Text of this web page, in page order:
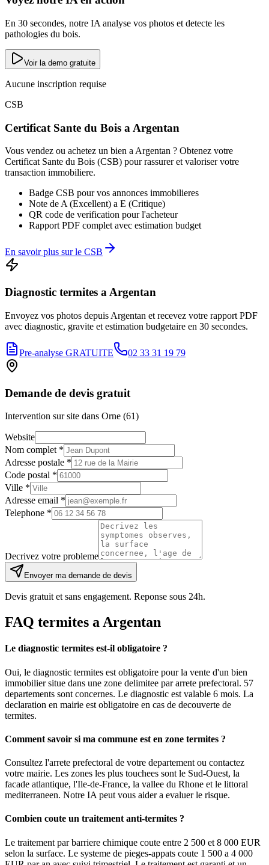
En 30 secondes, notre IA analyse vos photos et detecte les
pathologies du bois.
Voir la demo gratuite
Aucune inscription requise
CSB
Certificat Sante du Bois a Argentan
Vous vendez ou achetez un bien a Argentan ? Obtenez votre
Certificat Sante du Bois (CSB) pour rassurer et valoriser votre
transaction immobiliere.
Badge CSB pour vos annonces immobilieres
Note de A (Excellent) a E (Critique)
QR code de verification pour l'acheteur
Rapport PDF complet avec estimation budget
En savoir plus sur le CSB
Diagnostic termites a Argentan
Envoyez vos photos depuis Argentan et recevez votre rapport PDF
avec diagnostic, gravite et estimation budgetaire en 30 secondes.
Pre-analyse GRATUITE 02 33 31 19 79
Demande de devis gratuit
Intervention sur site dans Orne (61)
Website
Nom complet *
Adresse postale *
Code postal *
Ville *
Adresse email *
Telephone *
Decrivez votre probleme
Envoyer ma demande de devis
Devis gratuit et sans engagement. Reponse sous 24h.
FAQ termites a Argentan
Le diagnostic termites est-il obligatoire ?
Oui, le diagnostic termites est obligatoire pour la vente d'un bien
immobilier situe dans une zone delimitee par arrete prefectoral. 57
departements sont concernes. Le diagnostic est valable 6 mois. La
declaration en mairie est obligatoire en cas de decouverte de
termites.
Comment savoir si ma commune est en zone termites ?
Consultez l'arrete prefectoral de votre departement ou contactez
votre mairie. Les zones les plus touchees sont le Sud-Ouest, la
facade atlantique, l'Ile-de-France, la vallee du Rhone et le littoral
mediterraneen. Notre IA peut vous aider a evaluer le risque.
Combien coute un traitement anti-termites ?
Le traitement par barriere chimique coute entre 2 500 et 8 000 EUR
selon la surface. Le systeme de pieges-appats coute 1 500 a 4 000